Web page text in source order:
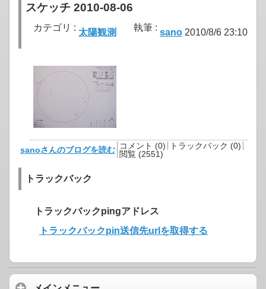
スケッチ 2010-08-06
カテゴリ : 太陽観測 執筆 : sano 2010/8/6 23:10
sanoさんのブログを読む コメント (0)
トラックバック (0)
閲覧 (2551)
トラックバック
トラックバックpingアドレス
トラックバックpin送信先urlを取得する